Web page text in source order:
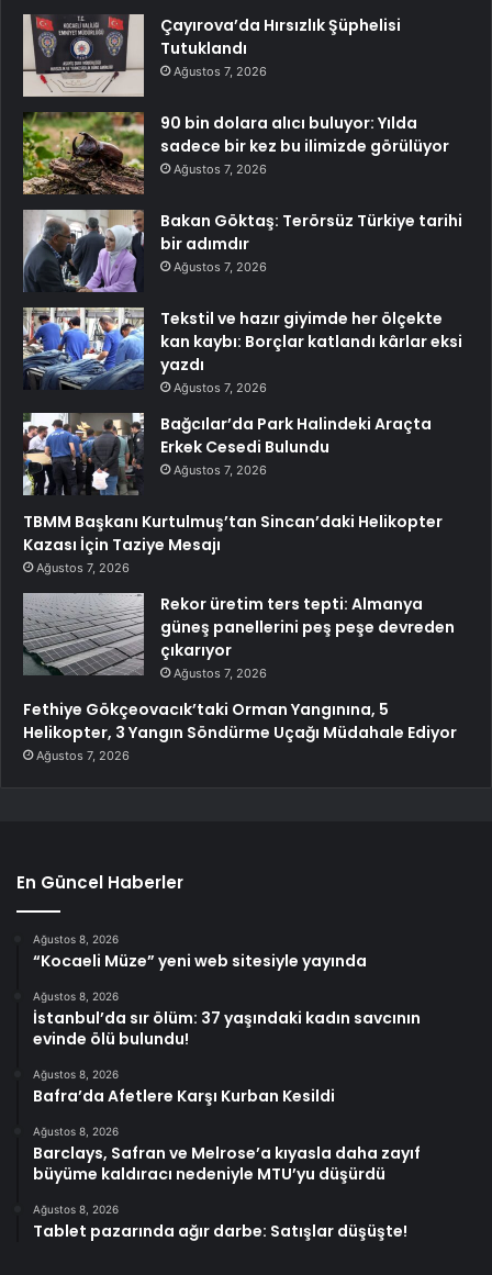
Çayırova’da Hırsızlık Şüphelisi
Tutuklandı
Ağustos 7, 2026
90 bin dolara alıcı buluyor: Yılda
sadece bir kez bu ilimizde görülüyor
Ağustos 7, 2026
Bakan Göktaş: Terörsüz Türkiye tarihi
bir adımdır
Ağustos 7, 2026
Tekstil ve hazır giyimde her ölçekte
kan kaybı: Borçlar katlandı kârlar eksi
yazdı
Ağustos 7, 2026
Bağcılar’da Park Halindeki Araçta
Erkek Cesedi Bulundu
Ağustos 7, 2026
TBMM Başkanı Kurtulmuş’tan Sincan’daki Helikopter
Kazası İçin Taziye Mesajı
Ağustos 7, 2026
Rekor üretim ters tepti: Almanya
güneş panellerini peş peşe devreden
çıkarıyor
Ağustos 7, 2026
Fethiye Gökçeovacık’taki Orman Yangınına, 5
Helikopter, 3 Yangın Söndürme Uçağı Müdahale Ediyor
Ağustos 7, 2026
En Güncel Haberler
Ağustos 8, 2026
“Kocaeli Müze” yeni web sitesiyle yayında
Ağustos 8, 2026
İstanbul’da sır ölüm: 37 yaşındaki kadın savcının
evinde ölü bulundu!
Ağustos 8, 2026
Bafra’da Afetlere Karşı Kurban Kesildi
Ağustos 8, 2026
Barclays, Safran ve Melrose’a kıyasla daha zayıf
büyüme kaldıracı nedeniyle MTU’yu düşürdü
Ağustos 8, 2026
Tablet pazarında ağır darbe: Satışlar düşüşte!